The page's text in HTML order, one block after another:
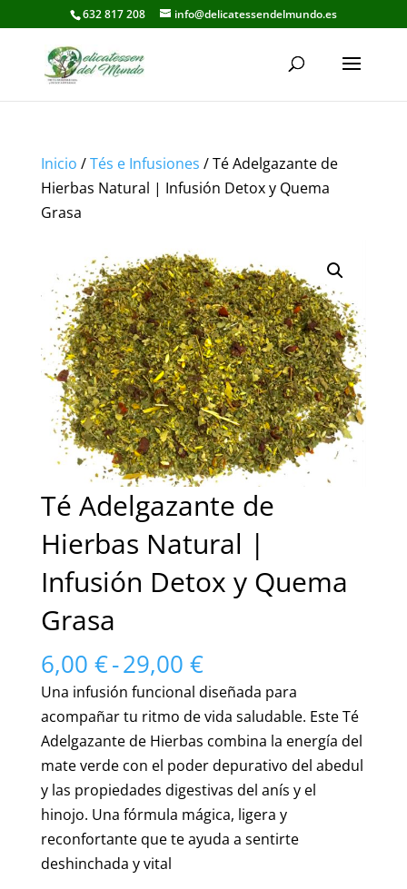
632 817 208 info@delicatessendelmundo.es
Inicio /Tés e Infusiones / Té Adelgazante de
Hierbas Natural | Infusión Detox y Quema
Grasa
Té Adelgazante de
Hierbas Natural |
Infusión Detox y Quema
Grasa
6,00 €-29,00 €Rango
de
precios:
desde
6,00 €
hasta
29,00 €
Una infusión funcional diseñada para
acompañar tu ritmo de vida saludable. Este Té
Adelgazante de Hierbas combina la energía del
mate verde con el poder depurativo del abedul
y las propiedades digestivas del anís y el
hinojo. Una fórmula mágica, ligera y
reconfortante que te ayuda a sentirte
deshinchada y vital